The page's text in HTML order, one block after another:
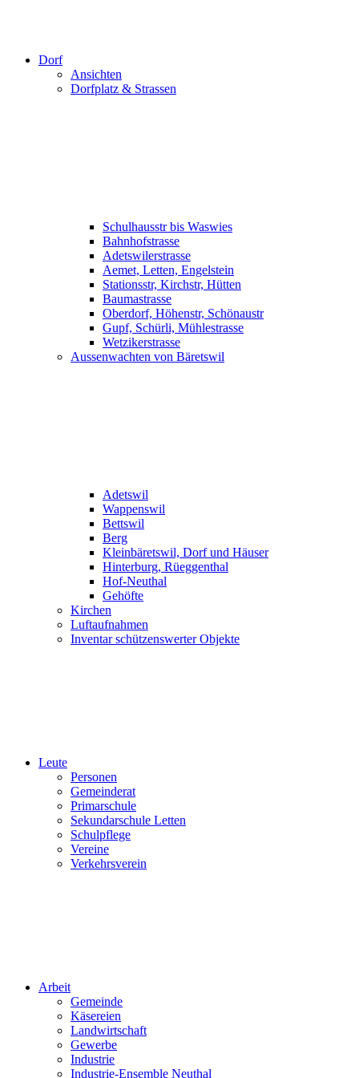
Dorf
Ansichten
Dorfplatz & Strassen
Schulhausstr bis Waswies
Bahnhofstrasse
Adetswilerstrasse
Aemet, Letten, Engelstein
Stationsstr, Kirchstr, Hütten
Baumastrasse
Oberdorf, Höhenstr, Schönaustr
Gupf, Schürli, Mühlestrasse
Wetzikerstrasse
Aussenwachten von Bäretswil
Adetswil
Wappenswil
Bettswil
Berg
Kleinbäretswil, Dorf und Häuser
Hinterburg, Rüeggenthal
Hof-Neuthal
Gehöfte
Kirchen
Luftaufnahmen
Inventar schützenswerter Objekte
Leute
Personen
Gemeinderat
Primarschule
Sekundarschule Letten
Schulpflege
Vereine
Verkehrsverein
Arbeit
Gemeinde
Käsereien
Landwirtschaft
Gewerbe
Industrie
Industrie-Ensemble Neuthal